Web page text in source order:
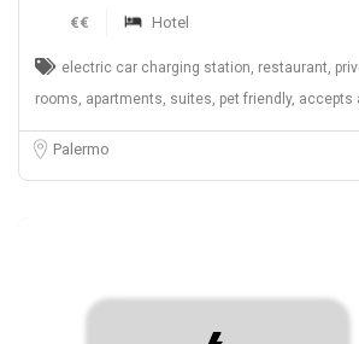
€€ Hotel
electric car charging station, restaurant,
rooms, apartments, suites, pet friendly, accepts
Palermo